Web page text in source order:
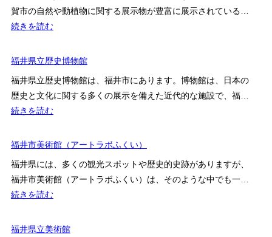
立
郷
土
史
博
物
館
賀市の自然や動植物に関する展示物が豊富に展示されている…
続きを読む:
賀
立
博
物
福井県立歴史博物館
福井県立歴史博物館は、福井市にあります。博物館は、日本の
歴史と文化に関する多くの展示を備えた近代的な施設で、福…
続きを読む:
井
立
歴
史
物
福井市美術館（アートラボふくい）
福井県には、多くの観光スポットや歴史的史跡がありますが、
福井市美術館（アートラボふくい）は、そのような中でも一…
続きを読む:
井
福井県立美術館